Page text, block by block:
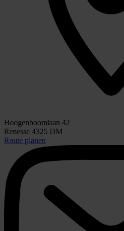
Hoogenboomlaan 42
Renesse 4325 DM
Route planen